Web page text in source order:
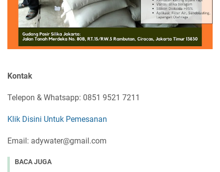
Kontak
Telepon & Whatsapp: 0851 9521 7211
Klik Disini Untuk Pemesanan
Email: adywater@gmail.com
BACA JUGA